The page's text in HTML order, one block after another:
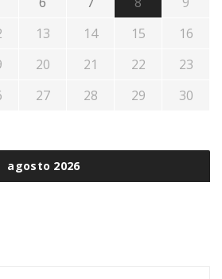
agosto 2026
13 14 15
16
20 21 22
23
27 28 29
30